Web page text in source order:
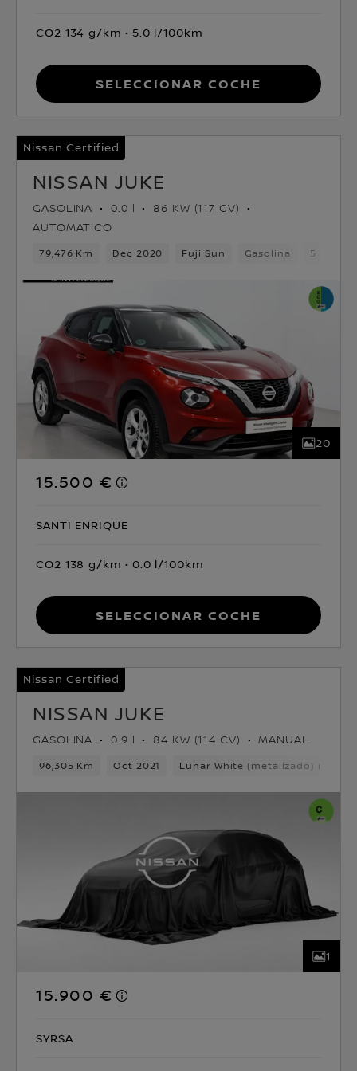
CO2 134 g/km 5.0 l/100km
Seleccionar coche
Nissan Certified
NISSAN JUKE
GASOLINA 0.0 l
86 KW (117 CV)
AUTOMATICO
79,476 Km Dec 2020 Fuji Sun Gasolina 5
20
15.500 €
SANTI ENRIQUE
CO2 138 g/km 0.0 l/100km
Seleccionar coche
Nissan Certified
NISSAN JUKE
GASOLINA 0.9 l 84 KW (114 CV) MANUAL
96,305 Km Oct 2021 Lunar White (metalizado)
1
15.900 €
SYRSA